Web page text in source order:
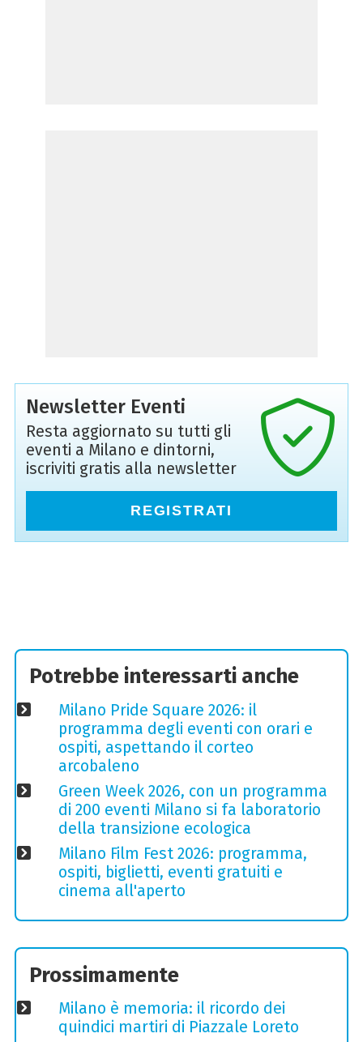
Newsletter Eventi
Resta aggiornato su tutti gli
eventi a Milano e dintorni,
iscriviti gratis alla newsletter
REGISTRATI
Potrebbe interessarti anche
Milano Pride Square 2026: il
programma degli eventi con orari e
ospiti, aspettando il corteo
arcobaleno
Green Week 2026, con un programma
di 200 eventi Milano si fa laboratorio
della transizione ecologica
Milano Film Fest 2026: programma,
ospiti, biglietti, eventi gratuiti e
cinema all'aperto
Prossimamente
Milano è memoria: il ricordo dei
quindici martiri di Piazzale Loreto